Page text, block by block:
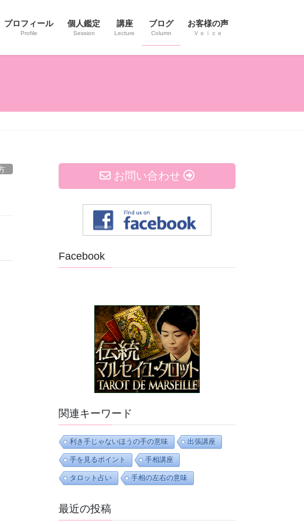
プロフィール
Profile
個人鑑定
Session
講座
Lecture
ブログ
Column
お客様の声
Ｖｏｉｃｅ
お問い合わせ
Facebook
関連キーワード
利き手じゃないほうの手の意味 出張講座
手を見るポイント 手相講座
タロット占い 手相の左右の意味
最近の投稿